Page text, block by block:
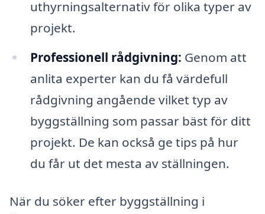
uthyrningsalternativ för olika typer av
projekt.
Professionell rådgivning: Genom att
anlita experter kan du få värdefull
rådgivning angående vilket typ av
byggställning som passar bäst för ditt
projekt. De kan också ge tips på hur
du får ut det mesta av ställningen.
När du söker efter byggställning i